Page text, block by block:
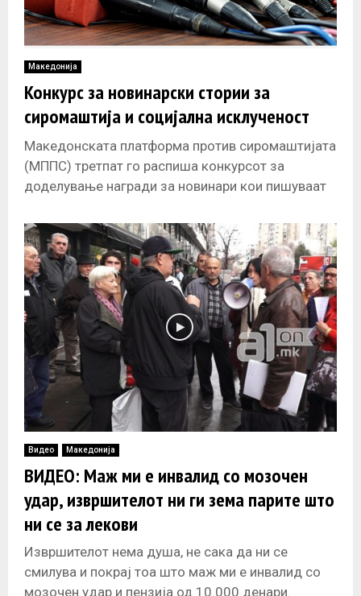
Македонија
Конкурс за новинарски стории за
сиромаштија и социјална исклученост
Македонската платформа против сиромаштијата
(МППС) третпат го распиша конкурсот за
доделување награди за новинари кои пишуваат
и социјалната исклученост.
Видео Македонија
ВИДЕО: Маж ми е инвалид со мозочен
удар, извршителот ни ги зема парите што
ни се за лекови
Извршителот нема душа, не сака да ни се
смилува и покрај тоа што маж ми е инвалид со
мозочен удар и пензија од 10.000 денари.